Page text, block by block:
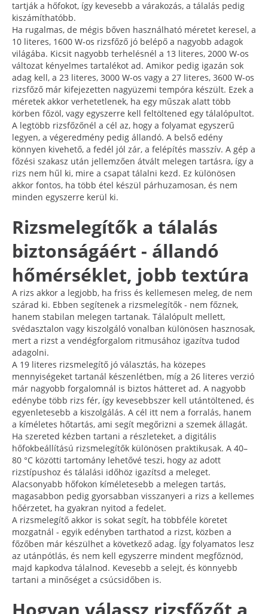
tartják a hőfokot, így kevesebb a várakozás, a tálalás pedig
kiszámíthatóbb.
Ha rugalmas, de mégis bőven használható méretet keresel, a
10 literes, 1600 W-os rizsfőző jó belépő a nagyobb adagok
világába. Kicsit nagyobb terhelésnél a 13 literes, 2000 W-os
változat kényelmes tartalékot ad. Amikor pedig igazán sok
adag kell, a 23 literes, 3000 W-os vagy a 27 literes, 3600 W-os
rizsfőző már kifejezetten nagyüzemi tempóra készült. Ezek a
méretek akkor verhetetlenek, ha egy műszak alatt több
körben főzöl, vagy egyszerre kell feltöltened egy tálalópultot.
A legtöbb rizsfőzőnél a cél az, hogy a folyamat egyszerű
legyen, a végeredmény pedig állandó. A belső edény
könnyen kivehető, a fedél jól zár, a felépítés masszív. A gép a
főzési szakasz után jellemzően átvált melegen tartásra, így a
rizs nem hűl ki, mire a csapat tálalni kezd. Ez különösen
akkor fontos, ha több étel készül párhuzamosan, és nem
minden egyszerre kerül ki.
Rizsmelegítők a tálalás
biztonságáért - állandó
hőmérséklet, jobb textúra
A rizs akkor a legjobb, ha friss és kellemesen meleg, de nem
szárad ki. Ebben segítenek a rizsmelegítők - nem főznek,
hanem stabilan melegen tartanak. Tálalópult mellett,
svédasztalon vagy kiszolgáló vonalban különösen hasznosak,
mert a rizst a vendégforgalom ritmusához igazítva tudod
adagolni.
A 19 literes rizsmelegítő jó választás, ha közepes
mennyiségeket tartanál készenlétben, míg a 26 literes verzió
már nagyobb forgalomnál is biztos hátteret ad. A nagyobb
edénybe több rizs fér, így kevesebbszer kell utántöltened, és
egyenletesebb a kiszolgálás. A cél itt nem a forralás, hanem
a kíméletes hőtartás, ami segít megőrizni a szemek állagát.
Ha szereted kézben tartani a részleteket, a digitális
hőfokbeállítású rizsmelegítők különösen praktikusak. A 40–
80 °C közötti tartomány lehetővé teszi, hogy az adott
rizstípushoz és tálalási időhöz igazítsd a meleget.
Alacsonyabb hőfokon kíméletesebb a melegen tartás,
magasabbon pedig gyorsabban visszanyeri a rizs a kellemes
hőérzetet, ha gyakran nyitod a fedelet.
A rizsmelegítő akkor is sokat segít, ha többféle köretet
mozgatnál - egyik edényben tarthatod a rizst, közben a
főzőben már készülhet a következő adag. Így folyamatos lesz
az utánpótlás, és nem kell egyszerre mindent megfőznöd,
majd kapkodva tálalnod. Kevesebb a selejt, és könnyebb
tartani a minőséget a csúcsidőben is.